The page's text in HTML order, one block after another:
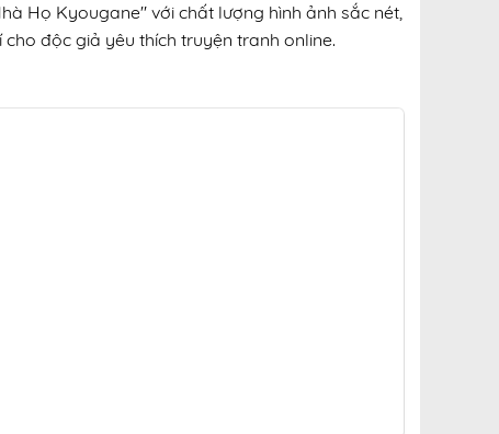
Họ Kyougane" với chất lượng hình ảnh sắc nét,
độc giả yêu thích truyện tranh online.